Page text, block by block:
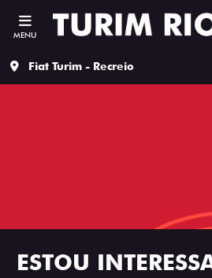
MENU
Fiat Turim - Recreio
ESTOU